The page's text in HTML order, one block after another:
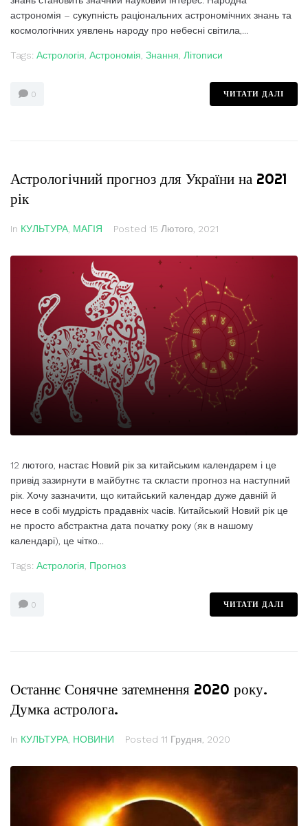
астрономія – сукупність раціональних астрономічних знань та
космологічних уявлень народу про небесні світила,...
Tags: Астрологія Астрономія Знання Літописи
0 ЧИТАТИ ДАЛІ
Астрологічний прогноз для України на 2021
рік
In КУЛЬТУРА МАГІЯ Posted 15 Лютого, 2021
12 лютого, настає Новий рік за китайським календарем і це
привід зазирнути в майбутнє та скласти прогноз на наступний
рік. Хочу зазначити, що китайський календар дуже давній й
несе в собі мудрість прадавніх часів. Китайський Новий рік це
не просто абстрактна дата початку року (як в нашому
календарі), це чітко...
Tags: Астрологія Прогноз
0 ЧИТАТИ ДАЛІ
Останнє Сонячне затемнення 2020 року.
Думка астролога.
In КУЛЬТУРА НОВИНИ Posted 11 Грудня, 2020